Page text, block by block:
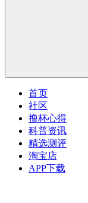
首页
社区
撸杯心得
科普资讯
精选测评
淘宝店
APP下载